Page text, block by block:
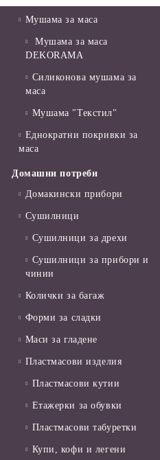
Мушама за маса
Мушама за маса
DEKORAMA
Силиконова мушама за
маса
Мушама "Текстил"
Еднократни покривки за
маса
Домашни потреби
Домакински прибори
Сушилници
Сушилници за дрехи
Сушилници за прибори и
чинии
Колички за багаж
Форми за сладки
Маси за гладене
Пластмасови изделия
Пластмасови кутии
Етажерки за обувки
Пластмасови табуретки
Купи, кофи и легени